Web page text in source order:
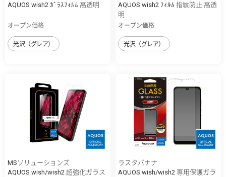
AQUOS wish2 ｶﾞﾗｽﾌｨﾙﾑ 高透明
オープン価格
光沢（グレア）
AQUOS wish2 ﾌｨﾙﾑ 指紋防止 高透
明
オープン価格
光沢（グレア）
MSソリューションズ
AQUOS wish/wish2 超強化ガラス
ラスタバナナ
AQUOS wish/wish2 専用保護ガラ